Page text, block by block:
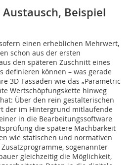
Beispiel
einen erheblichen Mehrwert,
schon aus der ersten
den späteren Zuschnitt eines
definieren können – was gerade
3D-Fassaden wie das „Parametric
Wertschöpfungskette hinweg
Über den rein gestalterischen
der im Hintergrund mitlaufende
in die Bearbeitungssoftware
die spätere Machbarkeit
wie statischen und normativen
sogenannter
gleichzeitig die Möglichkeit,